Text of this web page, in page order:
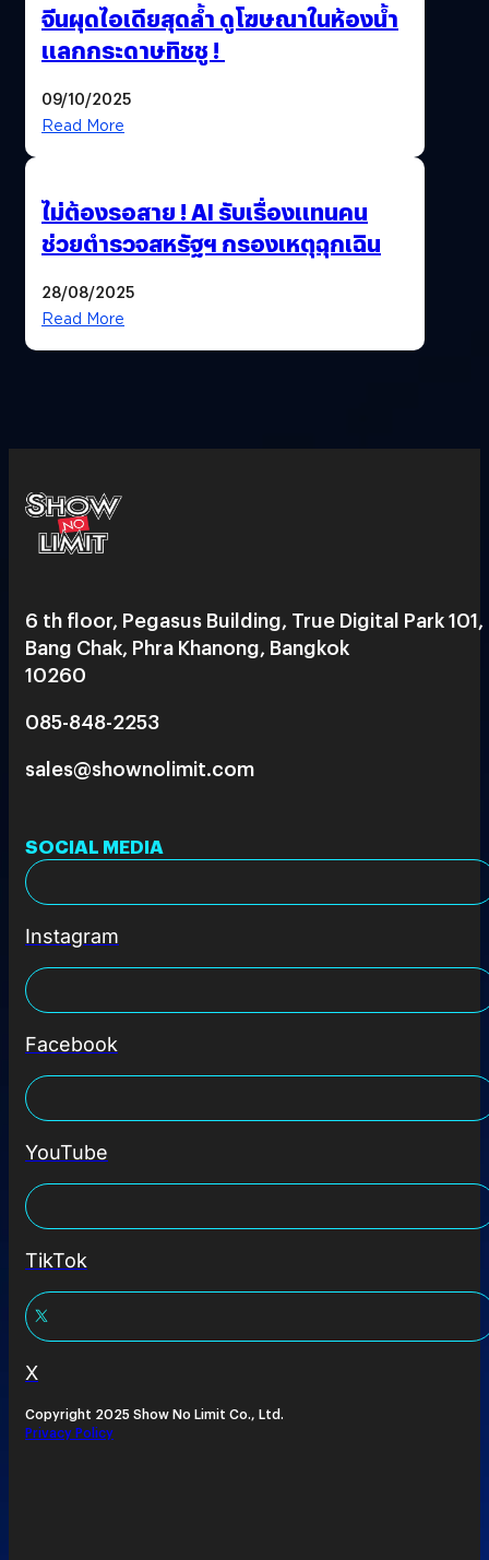
จีนผุดไอเดียสุดล้ำ ดูโฆษณาในห้องน้ำ
แลกกระดาษทิชชู !
09/10/2025
Read More
ไม่ต้องรอสาย ! AI รับเรื่องแทนคน
ช่วยตำรวจสหรัฐฯ กรองเหตุฉุกเฉิน
28/08/2025
Read More
6 th floor, Pegasus Building, True Digital Park 101,
Bang Chak, Phra Khanong, Bangkok
10260
085-848-2253
sales@shownolimit.com
SOCIAL MEDIA
Instagram
Facebook
YouTube
TikTok
X
Copyright 2025 Show No Limit Co., Ltd.
Privacy Policy